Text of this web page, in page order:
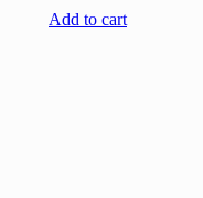
Add to cart